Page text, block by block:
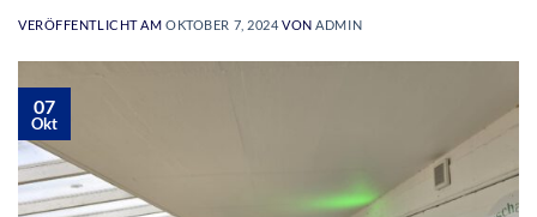
VERÖFFENTLICHT AMOKTOBER 7, 2024VONADMIN
07
Okt